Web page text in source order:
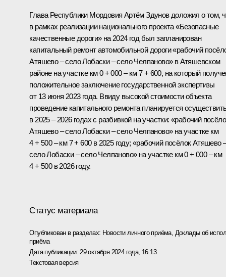
Глава Республики Мордовия Артём Здунов доложил о том,
в рамках реализации национального проекта «Безопасные
качественные дороги» на 2024 год был запланирован
капитальный ремонт автомобильной дороги «рабочий
Атяшево – село Лобаски – село Челпаново» в Атяшевском
районе на участке км 0 + 000 – км 7 + 600, на который
положительное заключение государственной экспертизы
от 13 июня 2023 года. Ввиду высокой стоимости объекта
проведение капитального ремонта планируется
в 2025 – 2026 годах с разбивкой на участки: «рабочий
Атяшево – село Лобаски – село Челпаново» на участке км
4 + 500 – км 7 + 600 в 2025 году; «рабочий посёлок Атяшево
село Лобаски – село Челпаново» на участке км 0 + 000 – км
4 + 500 в 2026 году.
Статус материала
Опубликован в разделах: Новости личного приёма, Доклады об
приёма
Дата публикации: 29 октября 2024 года, 16:13
Текстовая версия